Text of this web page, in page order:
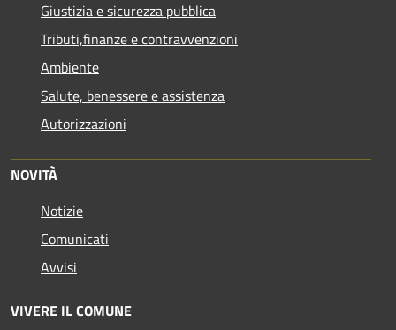
Giustizia e sicurezza pubblica
Tributi,finanze e contravvenzioni
Ambiente
Salute, benessere e assistenza
Autorizzazioni
NOVITÀ
Notizie
Comunicati
Avvisi
VIVERE IL COMUNE